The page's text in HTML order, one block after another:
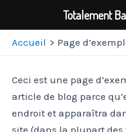
AllerAccueil Page
Ceci est une page
article de blog parce
endroit et apparaîtra
site (dans la plupart
Totalement